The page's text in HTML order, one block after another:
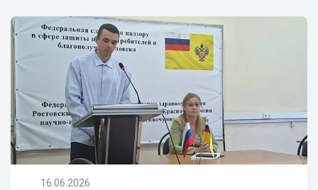
16.06.2026